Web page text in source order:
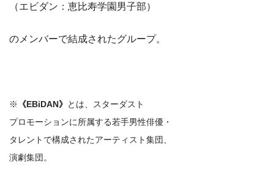
（エビダン：恵比寿学園男子部）
のメンバーで結成されたグループ。
※ 《EBiDAN》 とは、スターダスト
プロモーションに所属する若手男性俳優・
タレントで構成されたアーティスト集団、
演劇集団。